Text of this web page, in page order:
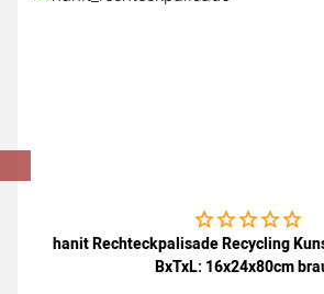
Noch keine
hanit Rechteckpalisade Recycling
BxTxL: 16x24x80cm